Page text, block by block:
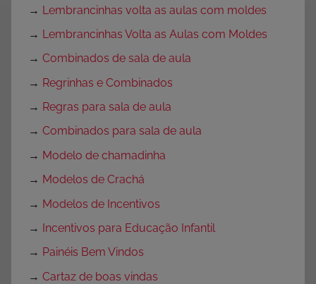
→ Lembrancinhas volta as aulas com moldes
→ Lembrancinhas Volta as Aulas com Moldes
→ Combinados de sala de aula
→ Regrinhas e Combinados
→ Regras para sala de aula
→ Combinados para sala de aula
→ Modelo de chamadinha
→ Modelos de Crachá
→ Modelos de Incentivos
→ Incentivos para Educação Infantil
→ Painéis Bem Vindos
→ Cartaz de boas vindas